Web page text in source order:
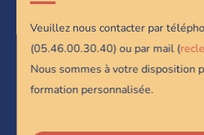
Veuillez nous contacter par
(05.46.00.30.40) ou par mail (
Nous sommes à votre disposition
formation personnalisée.